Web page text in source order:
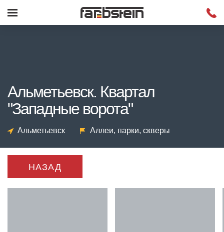
Альметьевск. Квартал
"Западные ворота"
Альметьевск Аллеи, парки, скверы
НАЗАД